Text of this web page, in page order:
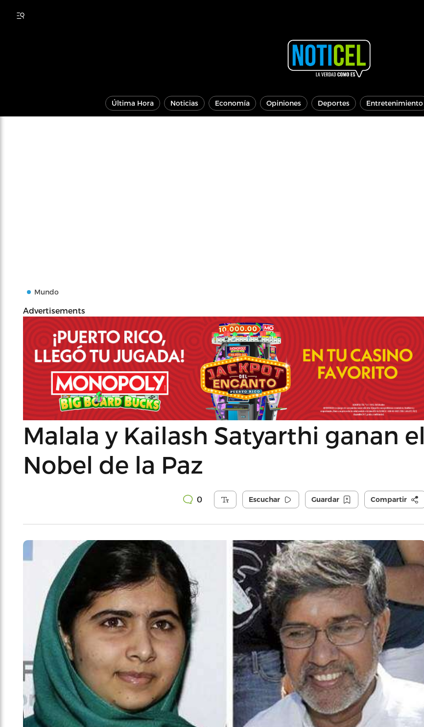
Última Hora Noticias Economía Opiniones Deportes Entretenimiento
Mundo
Advertisements
Malala y Kailash Satyarthi ganan el
Nobel de la Paz
0 Escuchar Guardar Compartir